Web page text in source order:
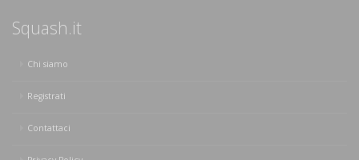
Squash.it
Chi siamo
Registrati
Contattaci